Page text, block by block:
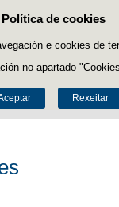
Política de cookies
e cookies de
no apartado
Rexeitar
Saltar ao